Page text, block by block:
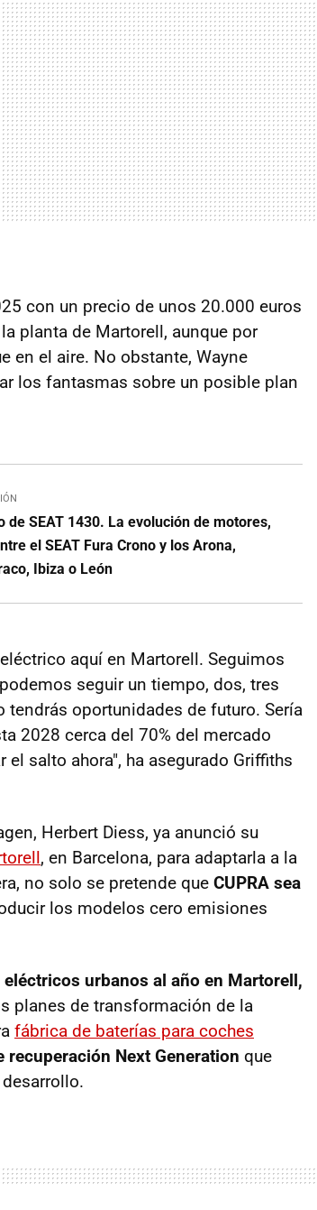
con un precio de unos 20.000 euros
planta de Martorell, aunque por
en el aire. No obstante, Wayne
los fantasmas sobre un posible plan
de SEAT 1430. La evolución de motores,
el SEAT Fura Crono y los Arona,
Ibiza o León
aquí en Martorell. Seguimos
seguir un tiempo, dos, tres
tendrás oportunidades de futuro. Sería
2028 cerca del 70% del mercado
salto ahora", ha asegurado Griffiths
Herbert Diess, ya anunció su
, en Barcelona, para adaptarla a la
no solo se pretende que CUPRA sea
los modelos cero emisiones
urbanos al año en Martorell,
planes de transformación de la
fábrica de baterías para coches
Next Generation que